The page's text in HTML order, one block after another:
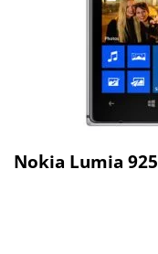
Nokia Lumia 925